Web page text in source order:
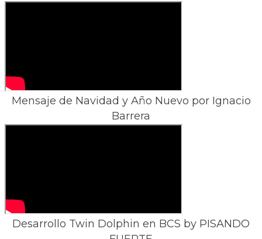
Mensaje de Navidad y Año Nuevo por Ignacio
Barrera
Desarrollo Twin Dolphin en BCS by PISANDO